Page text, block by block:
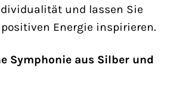
und lassen Sie
Energie inspirieren.
Symphonie aus Silber und